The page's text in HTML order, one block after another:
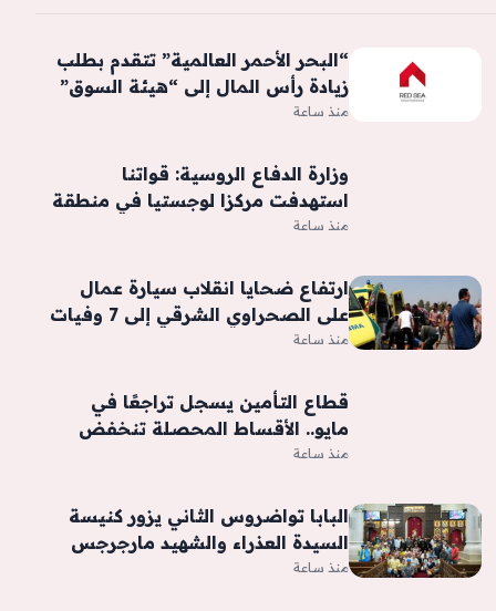
“البحر الأحمر العالمية” تتقدم بطلب
زيادة رأس المال إلى “هيئة السوق”
منذ ساعة
وزارة الدفاع الروسية: قواتنا
استهدفت مركزا لوجستيا في منطقة
كييف بمسيرات
منذ ساعة
ارتفاع ضحايا انقلاب سيارة عمال
على الصحراوي الشرقي إلى 7 وفيات
و6 مصابين
منذ ساعة
قطاع التأمين يسجل تراجعًا في
مايو.. الأقساط المحصلة تنخفض
10.6% -جريدة المال
منذ ساعة
البابا تواضروس الثاني يزور كنيسة
السيدة العذراء والشهيد مارجرجس
والأمير تادرس بالعلمين الجديدة
منذ ساعة